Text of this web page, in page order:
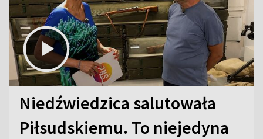
Niedźwiedzica salutowała
Piłsudskiemu. To niejedyna